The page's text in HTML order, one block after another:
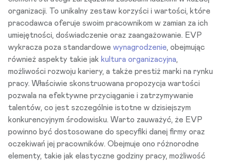
organizacji. To unikalny zestaw korzyści i wartości, które
pracodawca oferuje swoim pracownikom w zamian za ich
umiejętności, doświadczenie oraz zaangażowanie. EVP
wykracza poza standardowe wynagrodzenie, obejmując
również aspekty takie jak kultura organizacyjna,
możliwości rozwoju kariery, a także prestiż marki na rynku
pracy. Właściwie skonstruowana propozycja wartości
pozwala na efektywne przyciąganie i zatrzymywanie
talentów, co jest szczególnie istotne w dzisiejszym
konkurencyjnym środowisku. Warto zauważyć, że EVP
powinno być dostosowane do specyfiki danej firmy oraz
oczekiwań jej pracowników. Obejmuje ono różnorodne
elementy, takie jak elastyczne godziny pracy, możliwość